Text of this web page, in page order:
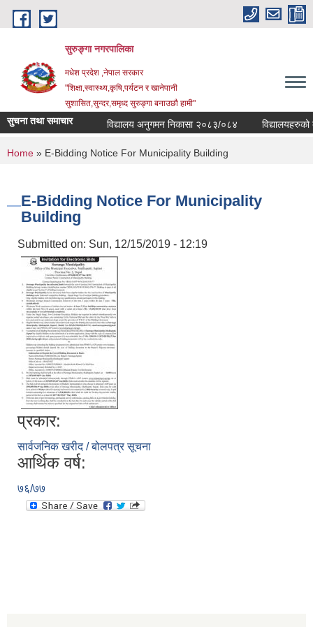
Skip to main content
सुरुङ्‍गा नगरपालिका
मधेश प्रदेश ,नेपाल सरकार
"शिक्षा,स्वास्थ्य,कृषि,पर्यटन र खानेपानी
सुशासित,सुन्दर,समृध्द सुरुङ्गा बनाउछौ हामी"
सुचना तथा समाचार विद्यालय अनुगमन निकासा २०८३/०८४ विद्यालयहरुको
You are here
Home » E-Bidding Notice For Municipality Building
E-Bidding Notice For Municipality
Building
Submitted on: Sun, 12/15/2019 - 12:19
प्रकार:
सार्वजनिक खरीद / बोलपत्र सूचना
आर्थिक वर्ष:
७६/७७